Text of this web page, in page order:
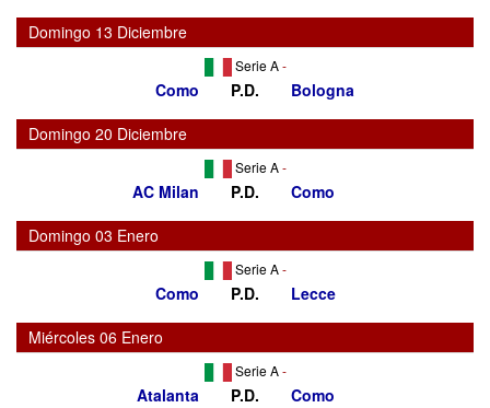
Domingo 13 Diciembre
Serie A -
Como P.D.
Bologna
Domingo 20 Diciembre
Serie A -
AC Milan P.D.
Como
Domingo 03 Enero
Serie A -
Como P.D.
Lecce
Miércoles 06 Enero
Serie A -
Atalanta P.D.
Como